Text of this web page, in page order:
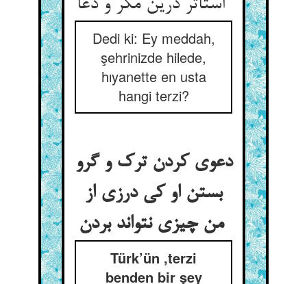
Dedi ki: Ey meddah,
şehrinizde hilede,
hıyanette en usta
hangi terzi?
دعوی کردن ترک و گرو
بستن او کی درزی از
من چیزی نتواند بردن
Türk’ün ,terzi
benden bir şey